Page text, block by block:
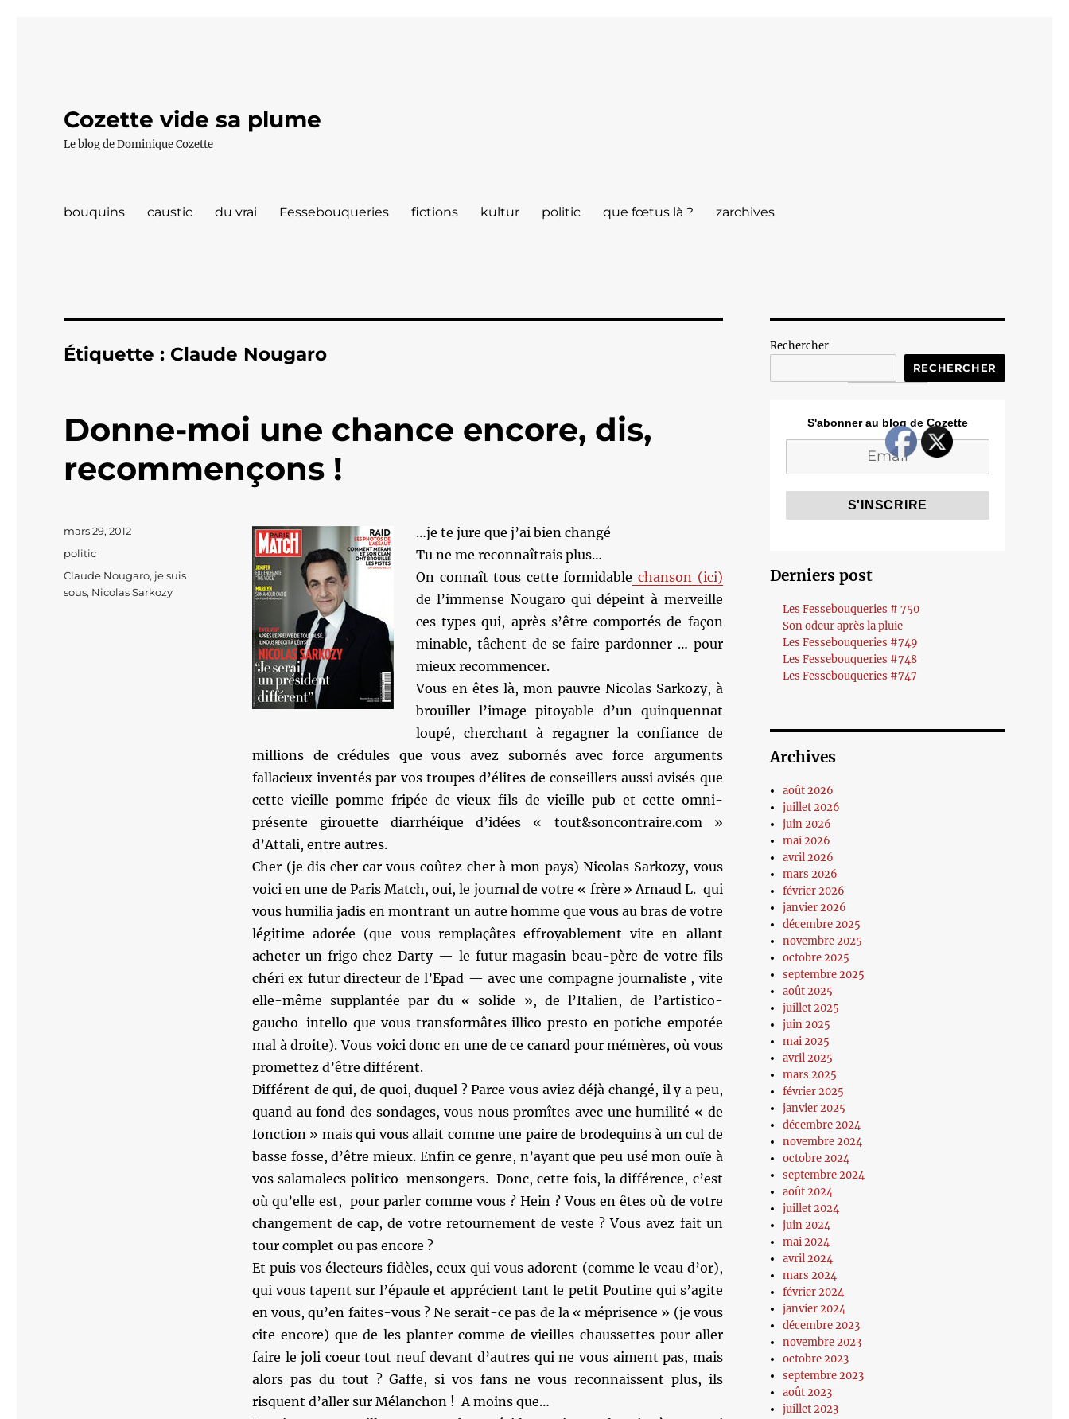
Cozette vide sa plume
Le blog de Dominique Cozette
bouquins caustic du vrai Fessebouqueries fictions kultur politic que fœtus là ? zarchives
Étiquette : Claude Nougaro
Donne-moi une chance encore, dis,
recommençons !
…je te jure que j’ai bien changé
Tu ne me reconnaîtrais plus…
On connaît tous cette formidable chanson (ici)
de l’immense Nougaro qui dépeint à merveille
ces types qui, après s’être comportés de façon
minable, tâchent de se faire pardonner … pour
mieux recommencer.
Vous en êtes là, mon pauvre Nicolas Sarkozy, à
brouiller l’image pitoyable d’un quinquennat
loupé, cherchant à regagner la confiance de
millions de crédules que vous avez subornés avec force arguments
fallacieux inventés par vos troupes d’élites de conseillers aussi avisés que
cette vieille pomme fripée de vieux fils de vieille pub et cette omni-
présente girouette diarrhéique d’idées « tout&soncontraire.com »
d’Attali, entre autres.
Cher (je dis cher car vous coûtez cher à mon pays) Nicolas Sarkozy, vous
voici en une de Paris Match, oui, le journal de votre « frère » Arnaud L. qui
vous humilia jadis en montrant un autre homme que vous au bras de votre
légitime adorée (que vous remplaçâtes effroyablement vite en allant
acheter un frigo chez Darty — le futur magasin beau-père de votre fils
chéri ex futur directeur de l’Epad — avec une compagne journaliste , vite
elle-même supplantée par du « solide », de l’Italien, de l’artistico-
gaucho-intello que vous transformâtes illico presto en potiche empotée
mal à droite). Vous voici donc en une de ce canard pour mémères, où vous
promettez d’être différent.
Différent de qui, de quoi, duquel ? Parce vous aviez déjà changé, il y a peu,
quand au fond des sondages, vous nous promîtes avec une humilité « de
fonction » mais qui vous allait comme une paire de brodequins à un cul de
basse fosse, d’être mieux. Enfin ce genre, n’ayant que peu usé mon ouïe à
vos salamalecs politico-mensongers. Donc, cette fois, la différence, c’est
où qu’elle est, pour parler comme vous ? Hein ? Vous en êtes où de votre
changement de cap, de votre retournement de veste ? Vous avez fait un
tour complet ou pas encore ?
Et puis vos électeurs fidèles, ceux qui vous adorent (comme le veau d’or),
qui vous tapent sur l’épaule et apprécient tant le petit Poutine qui s’agite
en vous, qu’en faites-vous ? Ne serait-ce pas de la « méprisence » (je vous
cite encore) que de les planter comme de vieilles chaussettes pour aller
faire le joli coeur tout neuf devant d’autres qui ne vous aiment pas, mais
alors pas du tout ? Gaffe, si vos fans ne vous reconnaissent plus, ils
risquent d’aller sur Mélanchon ! A moins que…
Publié
mars 29, 2012
Catégories
politic
Étiquettes
Claude Nougaro, je suis
sous, Nicolas Sarkozy
Rechercher
RECHERCHER
S'abonner au blog de Cozette
Derniers post
Les Fessebouqueries # 750
Son odeur après la pluie
Les Fessebouqueries #749
Les Fessebouqueries #748
Les Fessebouqueries #747
Archives
août 2026
juillet 2026
juin 2026
mai 2026
avril 2026
mars 2026
février 2026
janvier 2026
décembre 2025
novembre 2025
octobre 2025
septembre 2025
août 2025
juillet 2025
juin 2025
mai 2025
avril 2025
mars 2025
février 2025
janvier 2025
décembre 2024
novembre 2024
octobre 2024
septembre 2024
août 2024
juillet 2024
juin 2024
mai 2024
avril 2024
mars 2024
février 2024
janvier 2024
décembre 2023
novembre 2023
octobre 2023
septembre 2023
août 2023
juillet 2023